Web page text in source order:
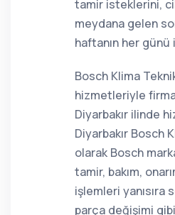
tamir isteklerini,
meydana gelen
haftanın her
Bosch Klima
hizmetleriyle
Diyarbakır ilinde
Diyarbakır Bosch
olarak Bosch
tamir, bakım,
işlemleri yanısıra
parça değişimi gibi